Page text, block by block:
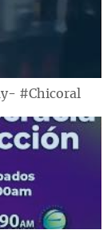
#Chicoral